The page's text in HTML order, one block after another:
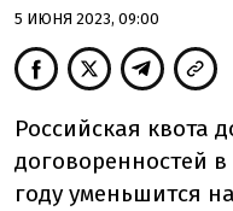
5 ИЮНЯ 2023, 09:00
Российская квота
договоренностей
году уменьшится